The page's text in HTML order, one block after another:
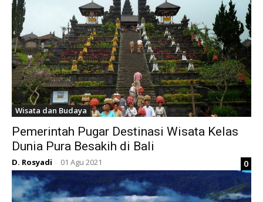
Wisata dan Budaya
Pemerintah Pugar Destinasi Wisata Kelas
Dunia Pura Besakih di Bali
D. Rosyadi - 01 Agu 2021 0